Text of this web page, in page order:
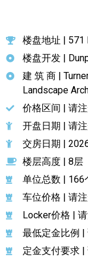
楼盘地址 | 571
楼盘开发 |
建 筑 商 |
Landscape
价格区间 | 请
开盘日期 | 请
交房日期 |
楼层高度 | 8层
单位总数 | 166
车位价格 | 请
Locker价格 |
最低定金比例 |
定金支付要求